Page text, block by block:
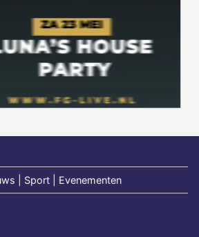
| Sport | Evenementen